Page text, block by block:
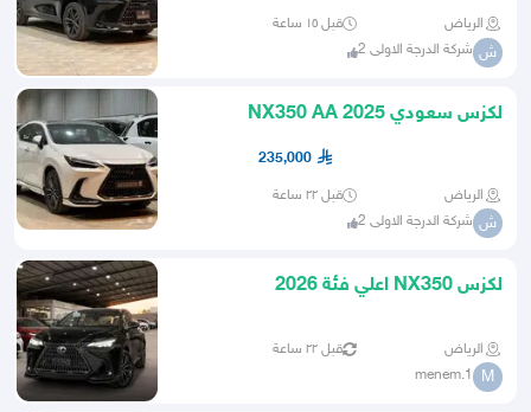
الرياض قبل ١٥ ساعة
ش شركة الدرجة الاولى 2
لكزس سعودي NX350 AA 2025
235,000
الرياض قبل ٢٢ ساعة
ش شركة الدرجة الاولى 2
لكزس NX350 اعلي فئة 2026
الرياض قبل ٢٢ ساعة
M
menem.1